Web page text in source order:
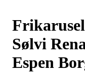
Sølvi
Espen